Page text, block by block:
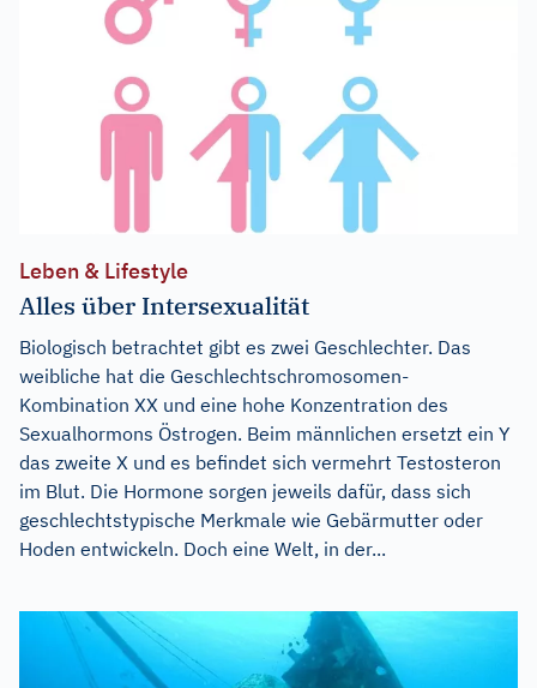
Leben & Lifestyle
Alles über Intersexualität
Biologisch betrachtet gibt es zwei Geschlechter. Das
weibliche hat die Geschlechtschromosomen-
Kombination XX und eine hohe Konzentration des
Sexualhormons Östrogen. Beim männlichen ersetzt ein Y
das zweite X und es befindet sich vermehrt Testosteron
im Blut. Die Hormone sorgen jeweils dafür, dass sich
geschlechtstypische Merkmale wie Gebärmutter oder
Hoden entwickeln. Doch eine Welt, in der...